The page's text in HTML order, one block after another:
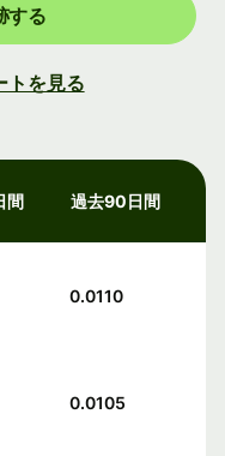
する
トを見る
間 過去90日間
0.0110
0.0105